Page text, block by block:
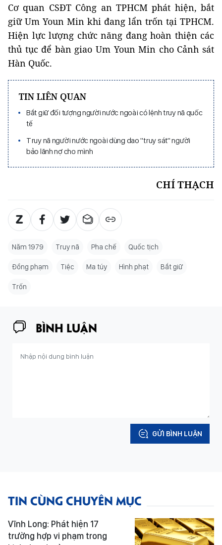
Cơ quan CSĐT Công an TPHCM phát hiện, bắt
giữ Um Youn Min khi đang lẩn trốn tại TPHCM.
Hiện lực lượng chức năng đang hoàn thiện các
thủ tục để bàn giao Um Youn Min cho Cảnh sát
Hàn Quốc.
TIN LIÊN QUAN
Bắt giữ đối tượng người nước ngoài có lệnh truy nã quốc
tế
Truy nã người nước ngoài dùng dao "truy sát" người
bảo lãnh nợ cho mình
CHÍ THẠCH
Năm 1979 Truy nã Pha chế Quốc tịch
Đồng phạm Tiệc Ma túy Hình phạt Bắt giữ
Trốn
BÌNH LUẬN
GỬI BÌNH LUẬN
TIN CÙNG CHUYÊN MỤC
Vĩnh Long: Phát hiện 17
trường hợp vi phạm trong